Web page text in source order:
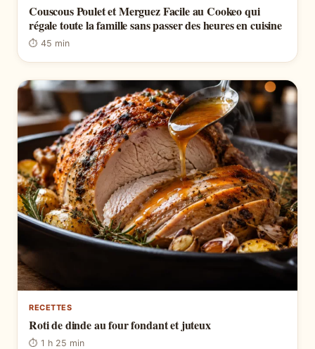
Couscous Poulet et Merguez Facile au Cookeo qui
régale toute la famille sans passer des heures en cuisine
⏱ 45 min
RECETTES
Roti de dinde au four fondant et juteux
⏱ 1 h 25 min